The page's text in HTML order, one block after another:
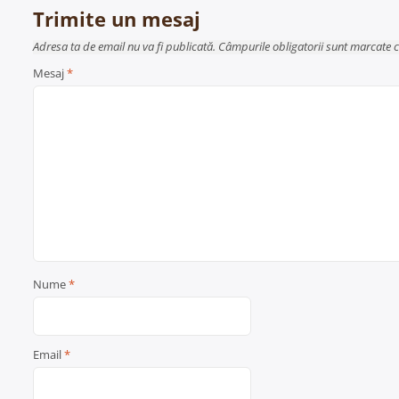
Trimite un mesaj
Adresa ta de email nu va fi publicată. Câmpurile obligatorii sunt marcate
Mesaj*
Nume*
Email*